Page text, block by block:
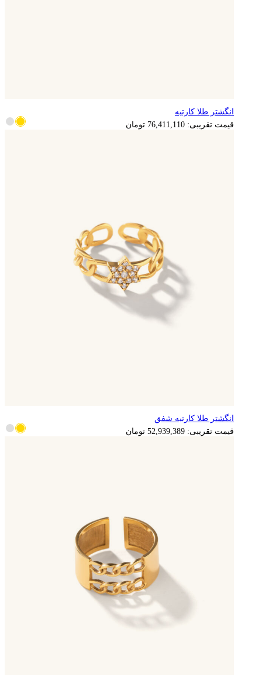
15,282,222 تومان
انگشتر طلا کارتیه
قیمت تقریبی:76,411,110 تومان
10,587,878 تومان
انگشتر طلا کارتیه شفق
قیمت تقریبی:52,939,389 تومان